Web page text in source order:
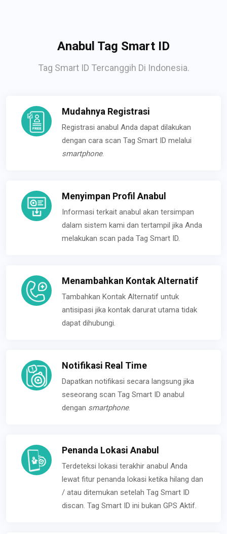
Anabul Tag Smart ID
Tag Smart ID Tercanggih Di Indonesia.
Mudahnya Registrasi
Registrasi anabul Anda dapat dilakukan
dengan cara scan Tag Smart ID melalui
smartphone.
Menyimpan Profil Anabul
Informasi terkait anabul akan tersimpan
dalam sistem kami dan tertampil jika Anda
melakukan scan pada Tag Smart ID.
Menambahkan Kontak Alternatif
Tambahkan Kontak Alternatif untuk
antisipasi jika kontak darurat utama tidak
dapat dihubungi.
Notifikasi Real Time
Dapatkan notifikasi secara langsung jika
seseorang scan Tag Smart ID anabul
dengan smartphone.
Penanda Lokasi Anabul
Terdeteksi lokasi terakhir anabul Anda
lewat fitur penanda lokasi ketika hilang dan
/ atau ditemukan setelah Tag Smart ID
discan. Tag Smart ID ini bukan GPS Aktif.